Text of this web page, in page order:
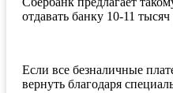
отдавать банку 10-11
Если все безналичные
вернуть благодаря